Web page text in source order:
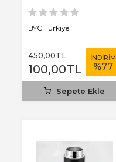
BYC Türkiye
450,00TL
100,00TL
İNDİRİM
%77
Sepete Ekle